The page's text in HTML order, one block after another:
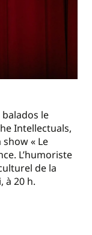
le
Intellectuals,
« Le
L’humoriste
de la
à 20 h.